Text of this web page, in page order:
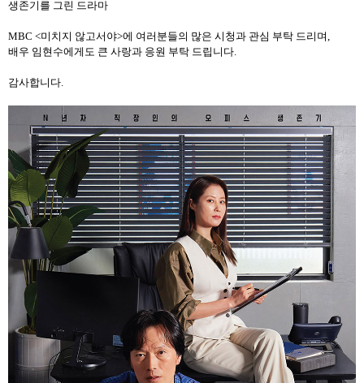
생존기를 그린 드라마
MBC <미치지 않고서야>에 여러분들의 많은 시청과 관심 부탁 드리며,
배우 임현수에게도 큰 사랑과 응원 부탁 드립니다.
감사합니다.